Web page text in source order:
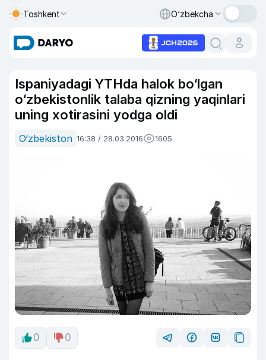
Toshkent O‘zbekcha
Ispaniyadagi YTHda halok bo‘lgan
o‘zbekistonlik talaba qizning yaqinlari
uning xotirasini yodga oldi
O‘zbekiston 16:38 / 28.03.2016 1605
0 0